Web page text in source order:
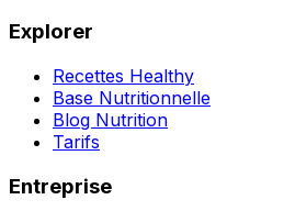
Explorer
Recettes Healthy
Base Nutritionnelle
Blog Nutrition
Tarifs
Entreprise